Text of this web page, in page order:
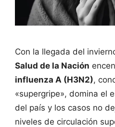
Con la llegada del
Salud de la Nación
influenza A (H3N2),
«supergripe», domina el
del país y los casos no
niveles de circulación